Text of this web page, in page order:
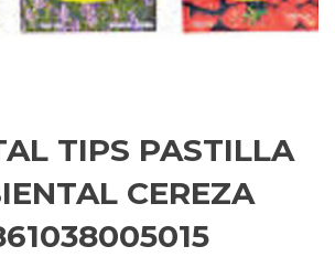
TIPS PASTILLA
CEREZA